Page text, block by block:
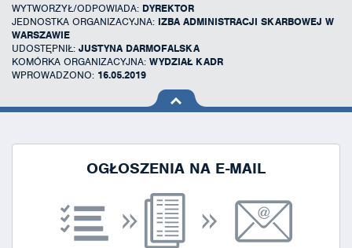
WYTWORZYŁ/ODPOWIADA: DYREKTOR
JEDNOSTKA ORGANIZACYJNA: IZBA ADMINISTRACJI SKARBOWEJ W
WARSZAWIE
UDOSTĘPNIŁ: JUSTYNA DARMOFALSKA
KOMÓRKA ORGANIZACYJNA: WYDZIAŁ KADR
WPROWADZONO: 16.05.2019
na górę
OGŁOSZENIA NA E-MAIL